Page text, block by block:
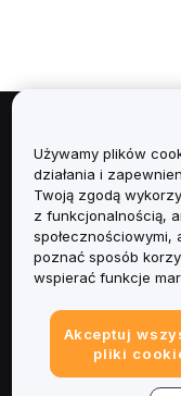
Informacje
Usługi
Obsługa Klienta
Informacje
Używamy plików
działania i
Twoją zgodą
z funkcjonalnością,
społecznościowymi,
poznać sposób
wspierać funkcje
Akceptuj
pliki